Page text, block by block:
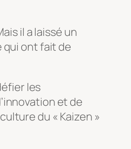
il a laissé un
qui ont fait de
les
et de
du « Kaizen »